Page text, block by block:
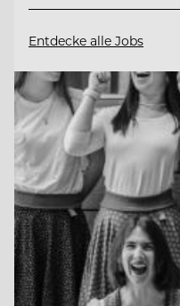
Entdecke alle Jobs